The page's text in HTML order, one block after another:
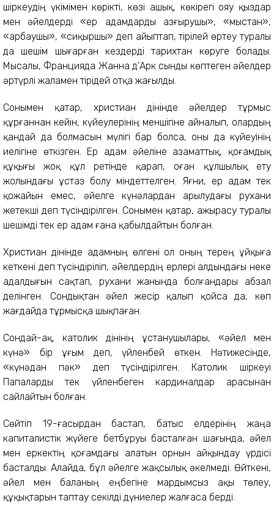
шіркеудің үкімімен көрікті, көзі ашық, көкірегі ояу қыздар
мен әйелдерді «ер адамдарды азғырушы», «мыстан»,
«арбаушы», «сиқыршы» деп айыптап, тірілей өртеу туралы
да шешім шығарған кездерді тарихтан көруге болады.
Мысалы, Францияда Жанна д’Арк сынды көптеген әйелдер
әртүрлі жаламен тірідей отқа жағылды.
Сонымен қатар, христиан дінінде әйелдер тұрмыс
құрғаннан кейін, күйеулерінің меншігіне айналып, олардың
қандай да болмасын мүлігі бар болса, оны да күйеуінің
иелігіне өткізген. Ер адам әйеліне азаматтық, қоғамдық
құқығы жоқ құл ретінде қарап, оған құлшылық ету
жолындағы ұстаз болу міндеттелген. Яғни, ер адам тек
қожайын емес, әйелге күнәлардан арылудағы рухани
жетекші деп түсіндірілген. Сонымен қатар, ажырасу туралы
шешімді тек ер адам ғана қабылдайтын болған.
Христиан дінінде адамның өлгені ол оның терең ұйқыға
кеткені деп түсіндіріліп, әйелдердің ерлері алдындағы неке
адалдығын сақтап, рухани жанында болғандары абзал
делінген. Сондықтан әйел жесір қалып қойса да, көп
жағдайда тұрмысқа шықпаған.
Сондай-ақ, католик дінінің ұстанушылары, «әйел мен
күнә» бір ұғым деп, үйленбей өткен. Нәтижесінде,
«күнәдан пәк» деп түсіндірілген. Католик шіркеуі
Папаларды тек үйленбеген кардиналдар арасынан
сайлайтын болған.
Сөйтіп 19-ғасырдан бастап, батыс елдерінің жаңа
капиталистік жүйеге бетбұруы басталған шағында, әйел
мен еркектің қоғамдағы алатын орнын айқындау үрдісі
басталды. Алайда, бұл әйелге жақсылық әкелмеді. Өйткені,
әйел мен баланың еңбегіне мардымсыз ақы төлеу,
құқықтарын таптау секілді дүниелер жалғаса берді.